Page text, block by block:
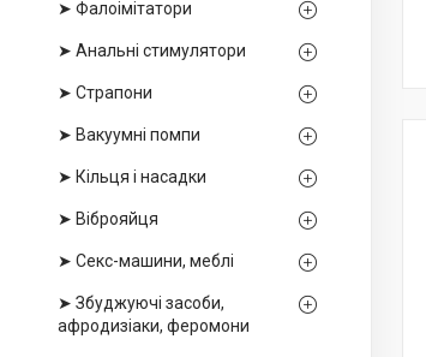
➤ Фалоімітатори
➤ Анальні стимулятори
➤ Страпони
➤ Вакуумні помпи
➤ Кільця і насадки
➤ Віброяйця
➤ Секс-машини, меблі
➤ Збуджуючі засоби,
афродизіаки, феромони